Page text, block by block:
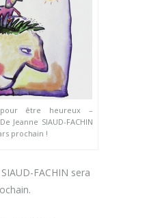
être heureux –
Jeanne SIAUD-FACHIN
prochain !
FACHIN sera